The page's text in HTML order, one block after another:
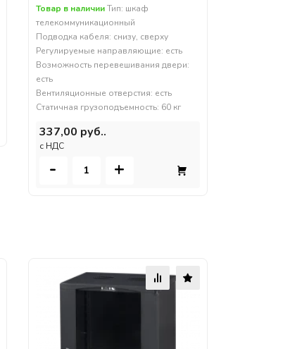
Товар в наличииТип: шкаф
телекоммуникационный
Подводка кабеля: снизу, сверху
Регулируемые направляющие: есть
Возможность перевешивания двери:
есть
Вентиляционные отверстия: есть
Статичная грузоподъемность: 60 кг
337,00 руб..
c НДС
- +